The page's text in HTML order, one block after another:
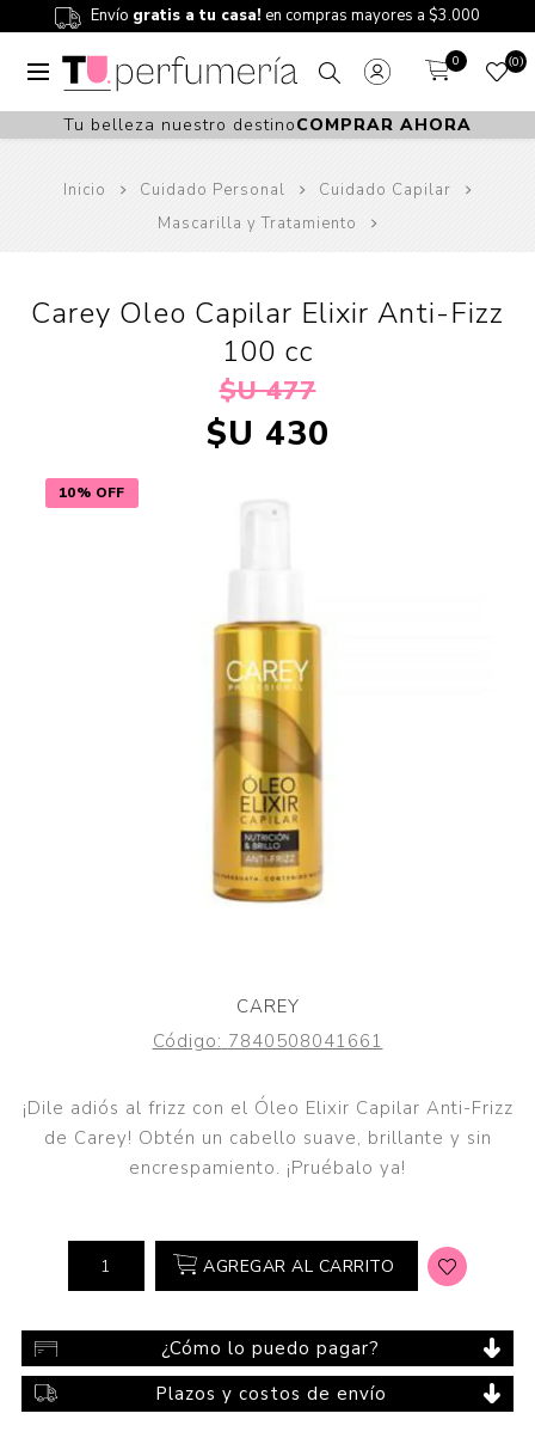
Envío gratis a tu casa! en compras mayores a $3.000
0 0
Tu belleza nuestro destinoCOMPRAR AHORA
Inicio Cuidado Personal
Cuidado Capilar
Mascarilla y Tratamiento
10% OFF
Carey Oleo Capilar Elixir Anti-Fizz
100 cc
$U 477
$U 430
CAREY
Código: 7840508041661
¡Dile adiós al frizz con el Óleo Elixir Capilar Anti-Frizz
de Carey! Obtén un cabello suave, brillante y sin
encrespamiento. ¡Pruébalo ya!
AGREGAR AL CARRITO
¿Cómo lo puedo pagar?
Plazos y costos de envío